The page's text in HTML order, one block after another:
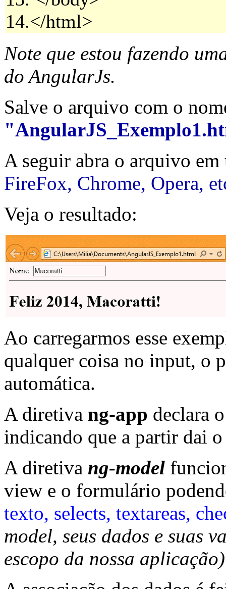
14.</html>
Note que estou fazendo
do AngularJs.
Salve o arquivo com o
A seguir abra o arquivo
FireFox, Chrome, Opera,
Veja o resultado:
Ao carregarmos esse
qualquer coisa no input, o
automática.
A diretiva ng-app declara
indicando que a partir dai
A diretiva ng-model
view e o formulário
texto, selects, textareas,
model, seus dados e suas
escopo da nossa aplicação)